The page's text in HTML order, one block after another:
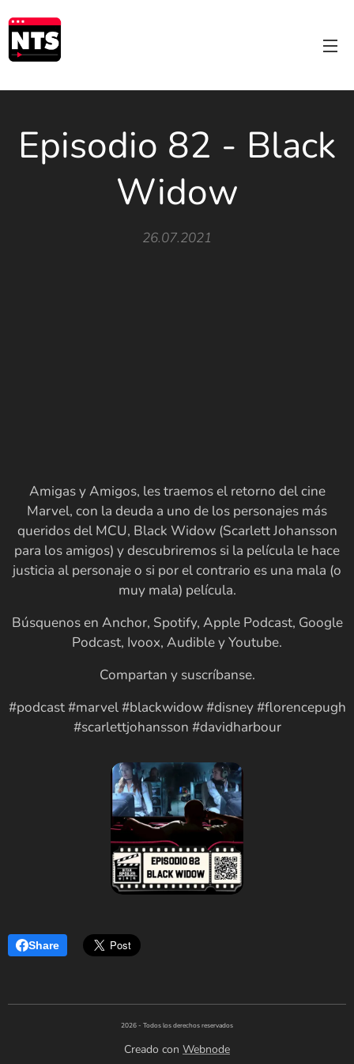
Episodio 82 - Black
Widow
26.07.2021
Amigas y Amigos, les traemos el retorno del cine
Marvel, con la deuda a uno de los personajes más
queridos del MCU, Black Widow (Scarlett Johansson
para los amigos) y descubriremos si la película le hace
justicia al personaje o si por el contrario es una mala (o
muy mala) película.
Búsquenos en Anchor, Spotify, Apple Podcast, Google
Podcast, Ivoox, Audible y Youtube.
Compartan y suscríbanse.
#podcast #marvel #blackwidow #disney #florencepugh
#scarlettjohansson #davidharbour
Share
2026 - Todos los derechos reservados
Creado con Webnode